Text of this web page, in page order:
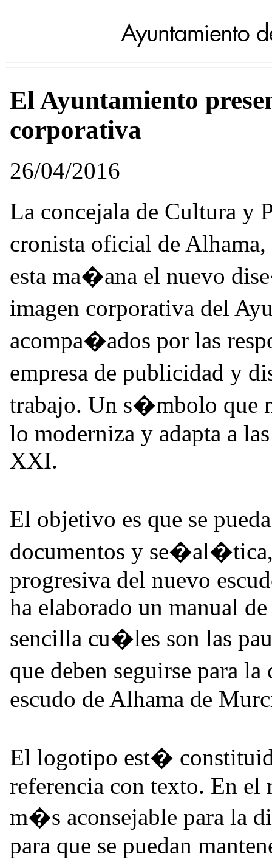
El Ayuntamiento
corporativa
26/04/2016
La concejala de Cultura
cronista oficial de
esta ma�ana el nuevo
imagen corporativa del
acompa�ados por las
empresa de publicidad y
trabajo. Un s�mbolo que
lo moderniza y adapta a
XXI.
El objetivo es que se
documentos y
progresiva del nuevo
ha elaborado un manual
sencilla cu�les son las
que deben seguirse para
escudo de Alhama de
El logotipo est�
referencia con texto. En el
m�s aconsejable para la
para que se puedan